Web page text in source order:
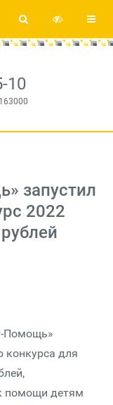
10
запустил
2022
Помощь»
конкурса для
помощи детям